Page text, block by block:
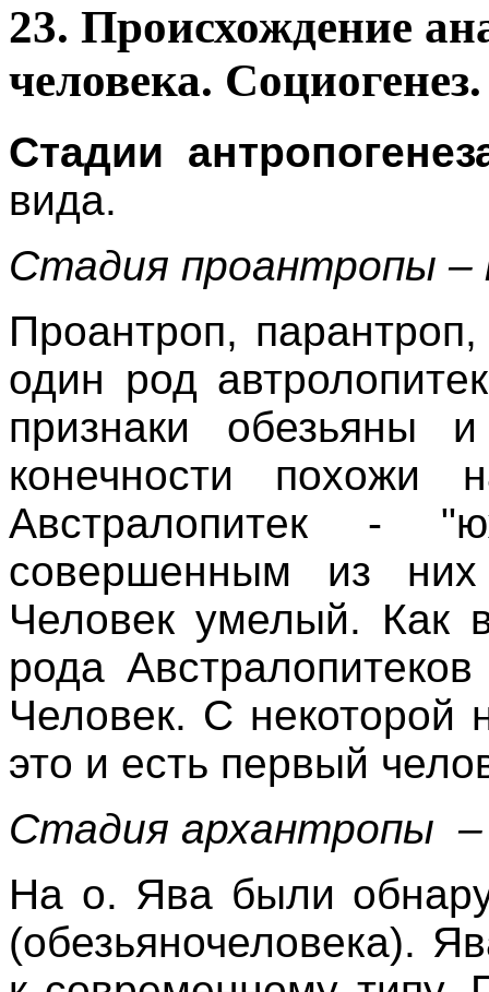
23. Происхождение
человека. Социогенез.
Стадии
вида.
Стадия проантропы –
Проантроп,
один род
признаки обезьяны
конечности
Австралопитек -
совершенным из
Человек умелый. Как
рода
Человек. С некоторой
это и есть первый
Стадия архантропы
На о. Ява были
(обезьяночеловека).